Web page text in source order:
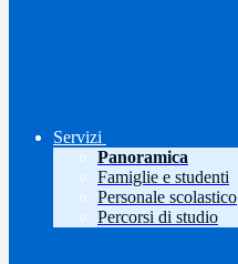
Servizi
Panoramica
Famiglie e studenti
Personale scolastico
Percorsi di studio